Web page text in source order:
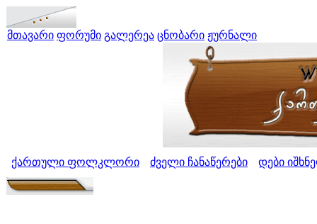
მთავარი ფორუმი გალერეა ცნობარი ჟურნალი
ქართული ფოლკლორი ძველი ჩანაწერები დები